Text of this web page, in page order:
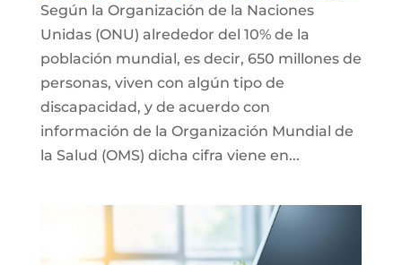
Según la Organización de la Naciones
Unidas (ONU) alrededor del 10% de la
población mundial, es decir, 650 millones de
personas, viven con algún tipo de
discapacidad, y de acuerdo con
información de la Organización Mundial de
la Salud (OMS) dicha cifra viene en...